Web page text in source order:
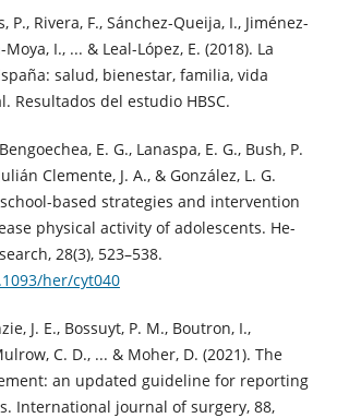
P., Rivera, F., Sánchez-Queija, I., Jiménez-
I., ... & Leal-López, E. (2018). La
salud, bienestar, familia, vida
Resultados del estudio HBSC.
E. G., Lanaspa, E. G., Bush, P.
Clemente, J. A., & González, L. G.
based strategies and intervention
physical activity of adolescents. He-
28(3), 523–538.
her/cyt040
J. E., Bossuyt, P. M., Boutron, I.,
C. D., ... & Moher, D. (2021). The
an updated guideline for reporting
International journal of surgery, 88,